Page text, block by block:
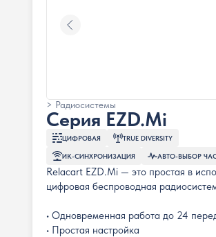
> Радиосистемы
Серия EZD.Mi
ЦИФРОВАЯ TRUE DIVERSITY
ИК-СИНХРОНИЗАЦИЯ АВТО-ВЫБОР
Relacart EZD.Mi — это простая в
цифровая беспроводная
• Одновременная работа до 24
• Простая настройка